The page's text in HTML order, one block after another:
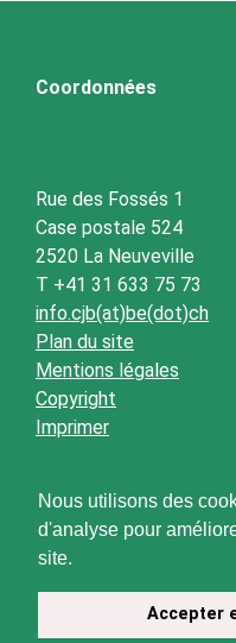
Nous utilisons des
d'analyse pour
site.
Accepter
Coordonnées
Rue des Fossés 1
Case postale 524
2520 La Neuveville
T +41 31 633 75 73
info.cjb(at)be(dot)ch
Plan du site
Mentions légales
Copyright
Imprimer